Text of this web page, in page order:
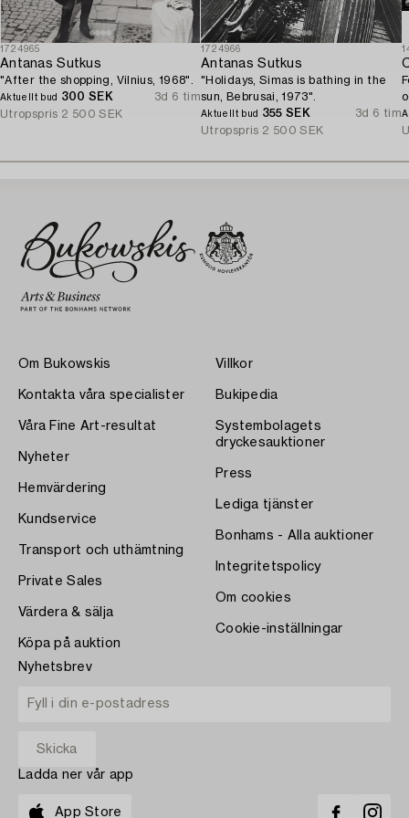
1724965
Antanas Sutkus
"After the shopping, Vilnius, 1968".
Aktuellt bud 300 SEK
3d 6 tim
Utropspris 2 500 SEK
1724966
Antanas Sutkus
"Holidays, Simas is bathing in the
sun, Bebrusai, 1973".
Aktuellt bud 355 SEK
3d 6 tim
Utropspris 2 500 SEK
Om Bukowskis
Kontakta våra specialister
Våra Fine Art-resultat
Nyheter
Hemvärdering
Kundservice
Transport och uthämtning
Private Sales
Värdera & sälja
Köpa på auktion
Villkor
Bukipedia
Systembolagets
dryckesauktioner
Press
Lediga tjänster
Bonhams - Alla auktioner
Integritetspolicy
Om cookies
Cookie-inställningar
Nyhetsbrev
Ladda ner vår app
App Store